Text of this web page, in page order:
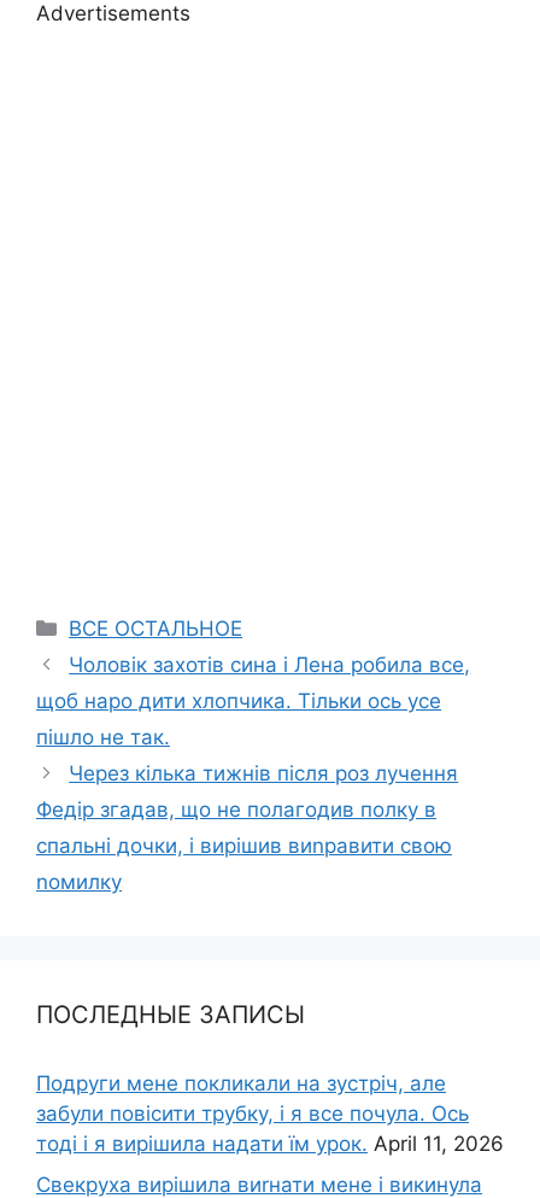
Advertisements
Categories
ВСЕ ОСТАЛЬНОЕ
Чоловік захотів сина і Лена робила все,
щоб наpо дити хлопчика. Тільки ось усе
пішло не так.
Через кілька тижнів після роз лучення
Федір згадав, що не полагодив полку в
спальні дочки, і вирішив виnравити свою
nомилку
ПОСЛЕДНЫЕ ЗАПИСЫ
Подруги мене покликали на зустріч, але
забули повісити трубку, і я все почула. Ось
тоді і я вирішила надати їм урок. April 11, 2026
Свекруха вирішила виrнати мене і викинула